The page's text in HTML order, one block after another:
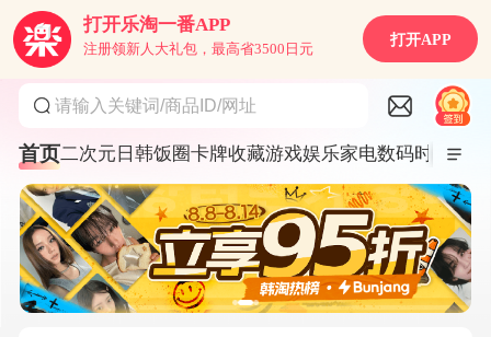
打开乐淘一番APP
注册领新人大礼包，最高省3500日元
打开APP
请输入关键词/商品ID/网址
首页二次元 日韩饭圈卡牌收藏游戏娱乐家电数码时尚服饰